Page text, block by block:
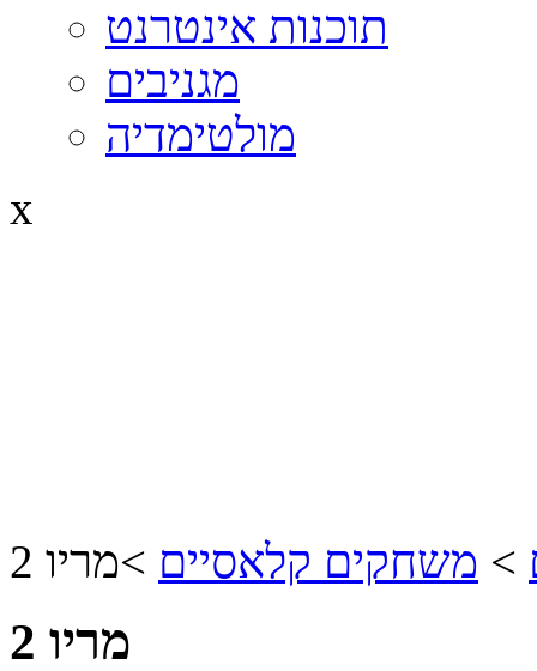
תוכנות אינטרנט
מגניבים
מולטימדיה
x
> משחקים קלאסיים >מריו 2
מריו 2